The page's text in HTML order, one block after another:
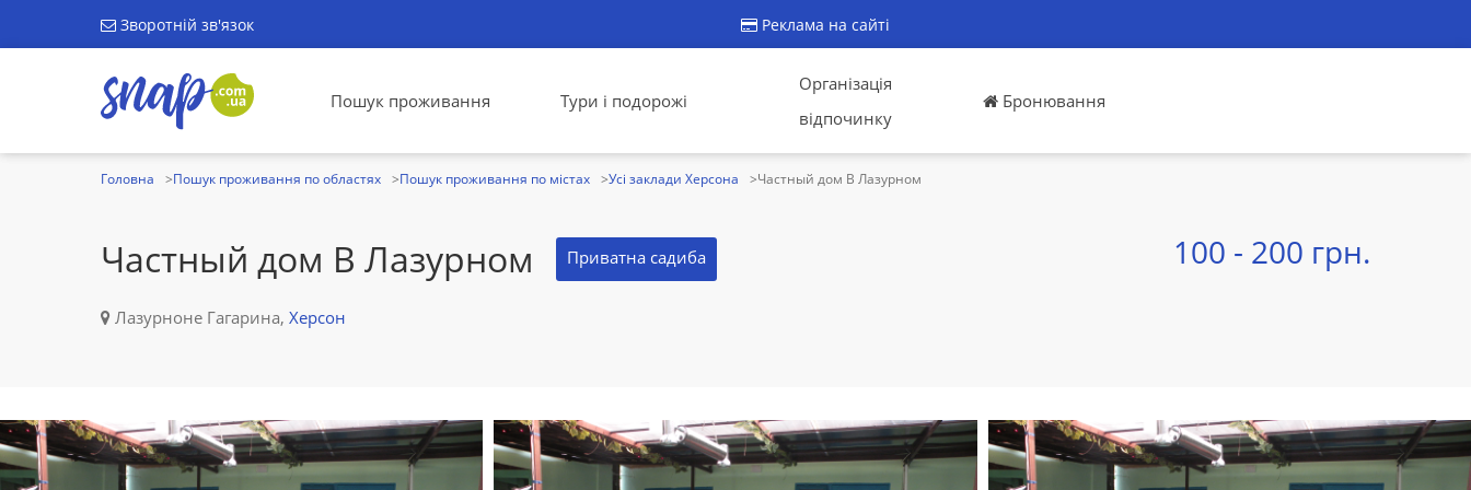
Зворотній зв'язок Реклама на сайті
Пошук проживання Тури і подорожі
Організація
відпочинку
Бронювання
Головна Пошук проживання по областях Пошук проживання по містах Усі заклади Херсона Частный дом В Лазурном
Частный дом В Лазурном Приватна садиба 100 - 200 грн.
Лазурноне Гагарина, Херсон